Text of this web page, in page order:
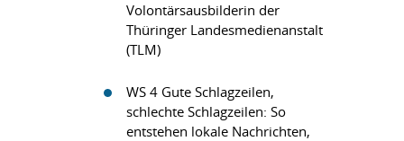
Volontärsausbilderin der
Thüringer Landesmedienanstalt
(TLM)
WS 4 Gute Schlagzeilen,
schlechte Schlagzeilen: So
entstehen lokale Nachrichten,